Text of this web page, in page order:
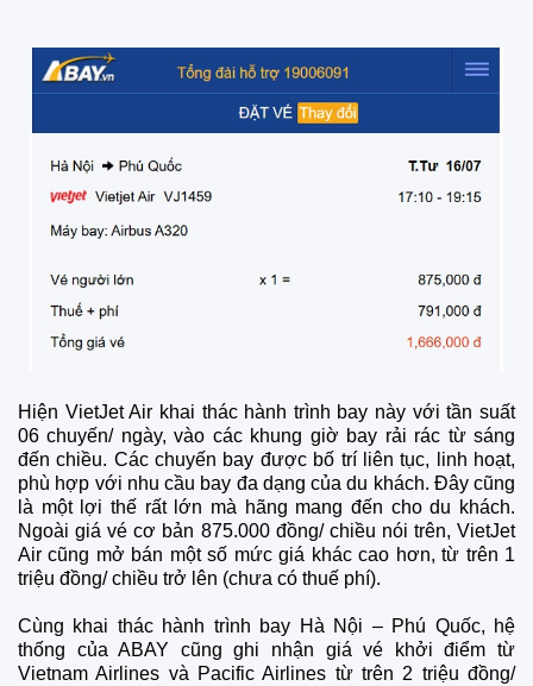
Hiện VietJet Air khai thác hành trình bay này với tần suất
06 chuyến/ ngày, vào các khung giờ bay rải rác từ sáng
đến chiều. Các chuyến bay được bố trí liên tục, linh hoạt,
phù hợp với nhu cầu bay đa dạng của du khách. Đây cũng
là một lợi thế rất lớn mà hãng mang đến cho du khách.
Ngoài giá vé cơ bản 875.000 đồng/ chiều nói trên, VietJet
Air cũng mở bán một số mức giá khác cao hơn, từ trên 1
triệu đồng/ chiều trở lên (chưa có thuế phí).
Cùng khai thác hành trình bay Hà Nội – Phú Quốc, hệ
thống của ABAY cũng ghi nhận giá vé khởi điểm từ
Vietnam Airlines và Pacific Airlines từ trên 2 triệu đồng/